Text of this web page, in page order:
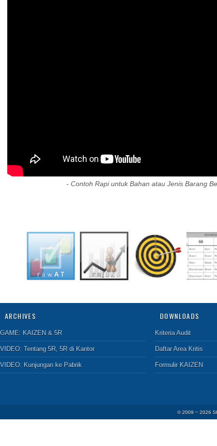
- Contoh Rapi untuk Bahan atau Jenis Barang
ARCHIVES
GAME: KAIZEN & 5R
VIDEO: Tentang 5R, 5R di Kantor
VIDEO: Kunjungan ke Pabrik
DOWNLOADS
Kriteria Audit
Daftar Area Kritis
Formulir KAIZEN
© 2009 ~ 2026